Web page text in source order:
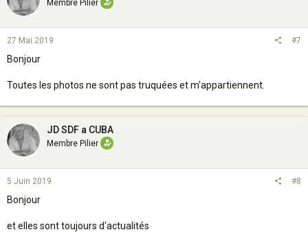
Membre Pilier
27 Mai 2019 #7
Bonjour
Toutes les photos ne sont pas truquées et m'appartiennent.
JD SDF a CUBA
Membre Pilier
5 Juin 2019 #8
Bonjour
et elles sont toujours d'actualités